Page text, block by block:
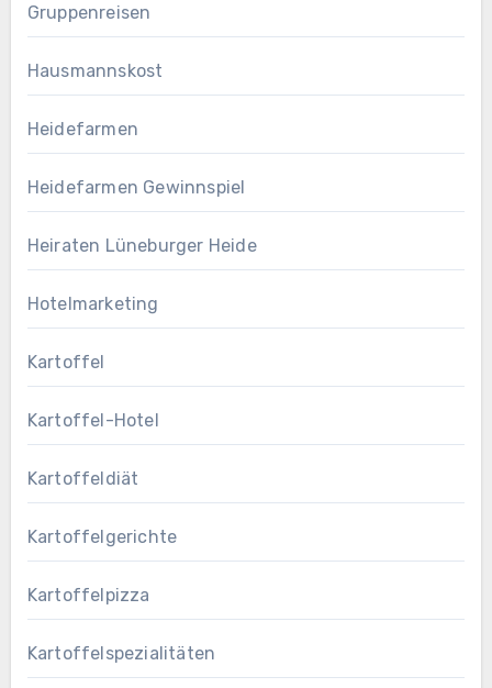
Gruppenreisen
Hausmannskost
Heidefarmen
Heidefarmen Gewinnspiel
Heiraten Lüneburger Heide
Hotelmarketing
Kartoffel
Kartoffel-Hotel
Kartoffeldiät
Kartoffelgerichte
Kartoffelpizza
Kartoffelspezialitäten